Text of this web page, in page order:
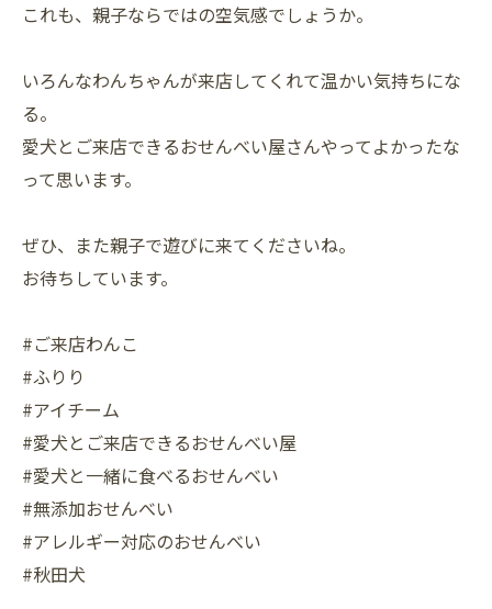
これも、親子ならではの空気感でしょうか。
いろんなわんちゃんが来店してくれて温かい気持ちにな
る。
愛犬とご来店できるおせんべい屋さんやってよかったな
って思います。
ぜひ、また親子で遊びに来てくださいね。
お待ちしています。
#ご来店わんこ
#ふりり
#アイチーム
#愛犬とご来店できるおせんべい屋
#愛犬と一緒に食べるおせんべい
#無添加おせんべい
#アレルギー対応のおせんべい
#秋田犬